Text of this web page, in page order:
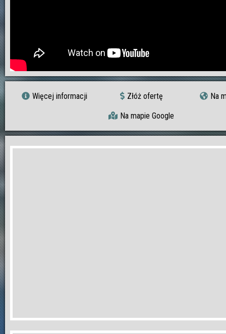
Więcej informacji Złóż ofertę Na
Na mapie Google